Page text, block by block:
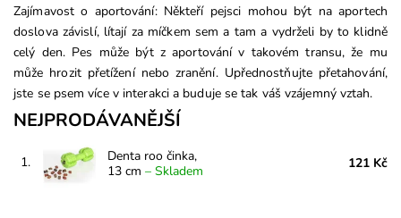
Zajímavost o aportování: Někteří pejsci mohou být na aportech
doslova závislí, lítají za míčkem sem a tam a vydrželi by to klidně
celý den. Pes může být z aportování v takovém transu, že mu
může hrozit přetížení nebo zranění. Upřednostňujte přetahování,
jste se psem více v interakci a buduje se tak váš vzájemný vztah.
NEJPRODÁVANĚJŠÍ
1.
Denta roo činka,
13 cm – Skladem 121 Kč